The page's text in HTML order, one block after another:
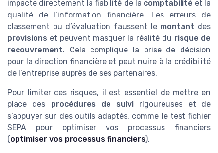
impacte directement la fiabilité de la comptabilité et la
qualité de l’information financière. Les erreurs de
classement ou d’évaluation faussent le montant des
provisions et peuvent masquer la réalité du risque de
recouvrement. Cela complique la prise de décision
pour la direction financière et peut nuire à la crédibilité
de l’entreprise auprès de ses partenaires.
Pour limiter ces risques, il est essentiel de mettre en
place des procédures de suivi rigoureuses et de
s’appuyer sur des outils adaptés, comme le test fichier
SEPA pour optimiser vos processus financiers
(optimiser vos processus financiers).